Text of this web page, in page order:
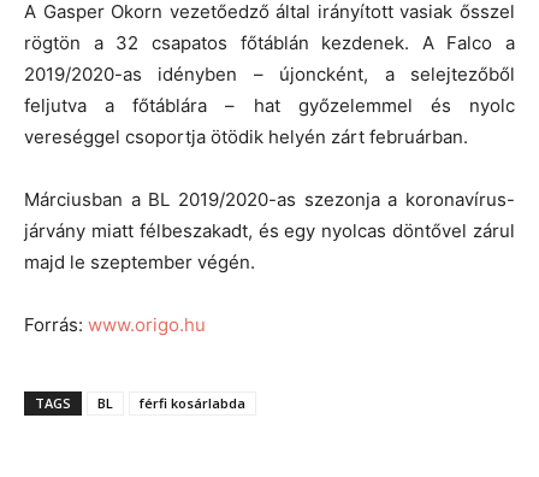
A Gasper Okorn vezetőedző által irányított vasiak ősszel
rögtön a 32 csapatos főtáblán kezdenek. A Falco a
2019/2020-as idényben – újoncként, a selejtezőből
feljutva a főtáblára – hat győzelemmel és nyolc
vereséggel csoportja ötödik helyén zárt februárban.
Márciusban a BL 2019/2020-as szezonja a koronavírus-
járvány miatt félbeszakadt, és egy nyolcas döntővel zárul
majd le szeptember végén.
Forrás: www.origo.hu
TAGS BL férfi kosárlabda